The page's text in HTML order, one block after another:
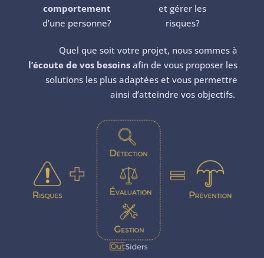
comportement
d’une personne?
et gérer les
risques?
Quel que soit votre projet, nous sommes à
l’écoute de vos besoins afin de vous proposer les
solutions les plus adaptées et vous permettre
ainsi d’atteindre vos objectifs.